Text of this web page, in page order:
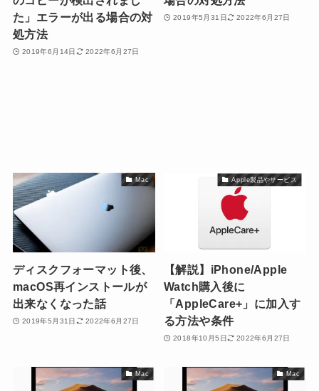
た」エラーが出る場合の対
処方法
2019年6月14日 2022年6月27日
2019年5月31日 2022年6月27日
Mac
ディスクフォーマット後、
macOS再インストールが
出来なくなった話
2019年5月31日 2022年6月27日
Apple製品やサービス
【解説】iPhone/Apple
Watch購入後に
「AppleCare+」に加入す
る方法や条件
2018年10月5日 2022年6月27日
Mac Mac